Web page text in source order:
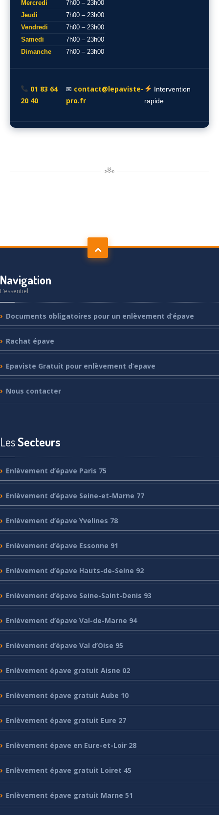
Mercredi
7h00 – 23h00
Jeudi
7h00 – 23h00
Vendredi
7h00 – 23h00
Samedi
7h00 – 23h00
Dimanche
7h00 – 23h00
01 83 64
20 40
✉ contact@lepaviste-
pro.fr
Intervention
rapide
Navigation
L’essentiel
Documents obligatoires pour un enlèvement d’épave
Rachat épave
Epaviste Gratuit pour enlèvement d’epave
Nous contacter
LesSecteurs
Enlèvement d’épave Paris 75
Enlèvement d’épave Seine-et-Marne 77
Enlèvement d’épave Yvelines 78
Enlèvement d’épave Essonne 91
Enlèvement d’épave Hauts-de-Seine 92
Enlèvement d’épave Seine-Saint-Denis 93
Enlèvement d’épave Val-de-Marne 94
Enlèvement d’épave Val d’Oise 95
Enlèvement épave gratuit Aisne 02
Enlèvement épave gratuit Aube 10
Enlèvement épave gratuit Eure 27
Enlèvement épave en Eure-et-Loir 28
Enlèvement épave gratuit Loiret 45
Enlèvement épave gratuit Marne 51